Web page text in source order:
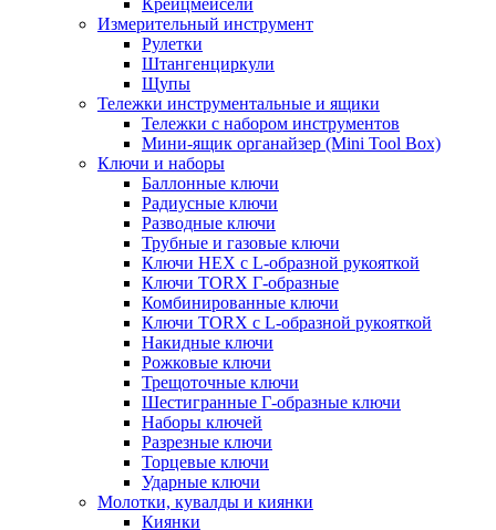
Крейцмейсели
Измерительный инструмент
Рулетки
Штангенциркули
Щупы
Тележки инструментальные и ящики
Тележки с набором инструментов
Мини-ящик органайзер (Mini Tool Box)
Ключи и наборы
Баллонные ключи
Радиусные ключи
Разводные ключи
Трубные и газовые ключи
Ключи HEX с L-образной рукояткой
Ключи TORX Г-образные
Комбинированные ключи
Ключи TORX с L-образной рукояткой
Накидные ключи
Рожковые ключи
Трещоточные ключи
Шестигранные Г-образные ключи
Наборы ключей
Разрезные ключи
Торцевые ключи
Ударные ключи
Молотки, кувалды и киянки
Киянки